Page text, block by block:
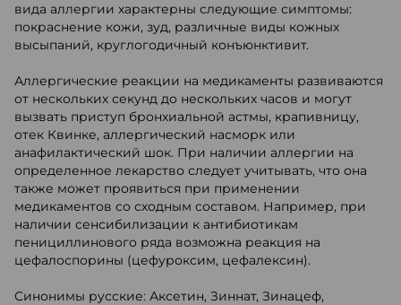
вида аллергии характерны следующие симптомы:
покраснение кожи, зуд, различные виды кожных
высыпаний, круглогодичный конъюнктивит.
Аллергические реакции на медикаменты развиваются
от нескольких секунд до нескольких часов и могут
вызвать приступ бронхиальной астмы, крапивницу,
отек Квинке, аллергический насморк или
анафилактический шок. При наличии аллергии на
определенное лекарство следует учитывать, что она
также может проявиться при применении
медикаментов со сходным составом. Например, при
наличии сенсибилизации к антибиотикам
пенициллинового ряда возможна реакция на
цефалоспорины (цефуроксим, цефалексин).
Синонимы русские: Аксетин, Зиннат, Зинацеф,